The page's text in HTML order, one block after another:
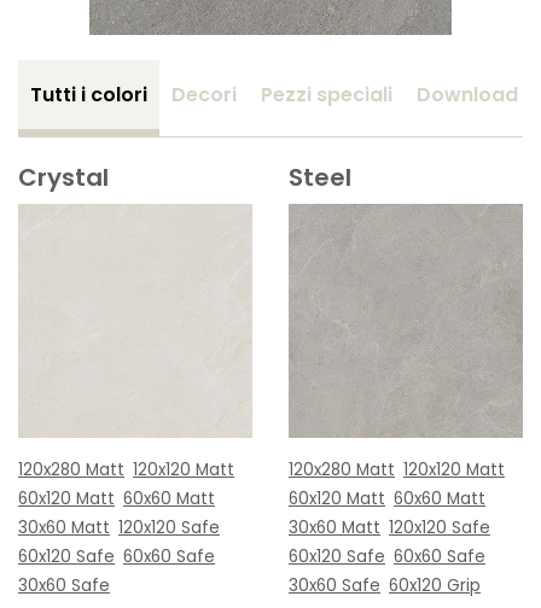
Tutti i colori Decori Pezzi speciali Download
Crystal
120x280 Matt 120x120 Matt
60x120 Matt 60x60 Matt
30x60 Matt 120x120 Safe
60x120 Safe 60x60 Safe
30x60 Safe
Steel
120x280 Matt 120x120 Matt
60x120 Matt 60x60 Matt
30x60 Matt 120x120 Safe
60x120 Safe 60x60 Safe
30x60 Safe 60x120 Grip